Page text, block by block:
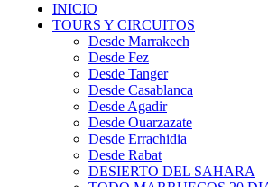
INICIO
TOURS Y CIRCUITOS
Desde Marrakech
Desde Fez
Desde Tanger
Desde Casablanca
Desde Agadir
Desde Ouarzazate
Desde Errachidia
Desde Rabat
DESIERTO DEL SAHARA